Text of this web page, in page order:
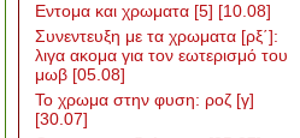
Εντομα και χρωματα [5] [10.08]
Συνεντευξη με τα χρωματα [ρξ΄]:
λιγα ακομα για τον εωτερισμό του
μωβ [05.08]
Το χρωμα στην φυση: ροζ [γ]
[30.07]